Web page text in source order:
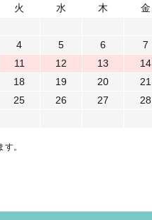
火 水 木 金
4 5 6 7
11 12 13 14
18 19 20 21
25 26 27 28
。